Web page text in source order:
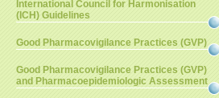
International Council for Harmonisation
(ICH) Guidelines
Good Pharmacovigilance Practices (GVP)
Good Pharmacovigilance Practices (GVP)
and Pharmacoepidemiologic Assessment